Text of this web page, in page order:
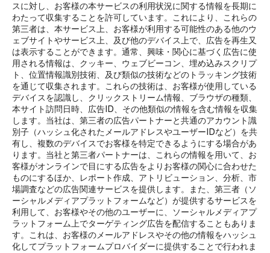
スに対し、お客様の本サービスの利用状況に関する情報を長期に
わたって収集することを許可しています。これにより、これらの
第三者は、本サービス上、お客様が利用する可能性のある他のウ
ェブサイトやサービス上、及び他のデバイス上で、広告を再生又
は表示することができます。通常、興味・関心に基づく広告に使
用される情報は、クッキー、ウェブビーコン、埋め込みスクリプ
ト、位置情報識別技術、及び類似の技術などのトラッキング技術
を通じて収集されます。これらの技術は、お客様が使用している
デバイスを認識し、クリックストリーム情報、ブラウザの種類、
本サイト訪問日時、広告ID、その他類似の情報を含む情報を収集
します。当社は、第三者の広告パートナーと共通のアカウント識
別子（ハッシュ化されたメールアドレスやユーザーIDなど）を共
有し、複数のデバイスでお客様を特定できるようにする場合があ
ります。当社と第三者パートナーは、これらの情報を用いて、お
客様がオンラインで目にする広告をよりお客様の関心に合わせた
ものにするほか、レポート作成、アトリビューション、分析、市
場調査などの広告関連サービスを提供します。また、第三者（ソ
ーシャルメディアプラットフォームなど）が提供するサービスを
利用して、お客様やその他のユーザーに、ソーシャルメディアプ
ラットフォーム上でターゲティング広告を配信することもありま
す。これは、お客様のメールアドレスやその他の情報をハッシュ
化してプラットフォームプロバイダーに提供することで行われま